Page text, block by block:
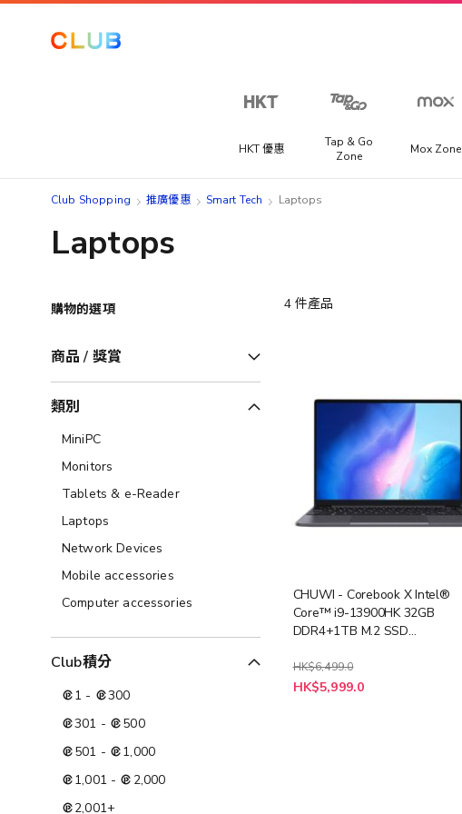
HKT 優惠
Tap & Go
Zone
Mox Zone
Club Shopping 推廣優惠 Smart Tech Laptops
Laptops
4件產品
CHUWI - Corebook X Intel®
Core™ i9-13900HK 32GB
DDR4+1TB M.2 SSD
CBXI9+LB-PCNB) 筆記型電腦
HK$6,499.0
特
殊
HK$5,999.0
購物的選項
商品 / 獎賞
類別
MiniPC
Monitors
Tablets & e-Reader
Laptops
Network Devices
Mobile accessories
Computer accessories
Club積分
1 -
300
301 -
500
501 -
1,000
1,001 -
2,000
2,001+